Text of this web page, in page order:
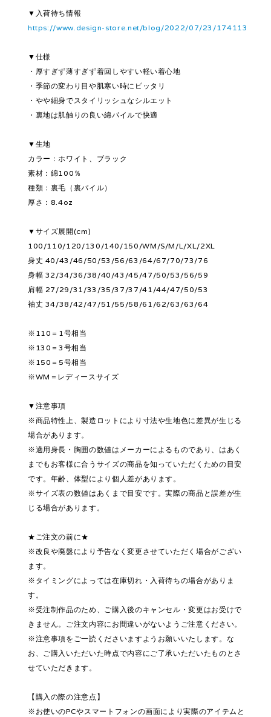
▼入荷待ち情報
https://www.design-store.net/blog/2022/07/23/174113
▼仕様
・厚すぎず薄すぎず着回しやすい軽い着心地
・季節の変わり目や肌寒い時にピッタリ
・やや細身でスタイリッシュなシルエット
・裏地は肌触りの良い綿パイルで快適
▼生地
カラー：ホワイト、ブラック
素材：綿100％
種類：裏毛（裏パイル）
厚さ：8.4oz
▼サイズ展開(cm)
100/110/120/130/140/150/WM/S/M/L/XL/2XL
身丈 40/43/46/50/53/56/63/64/67/70/73/76
身幅 32/34/36/38/40/43/45/47/50/53/56/59
肩幅 27/29/31/33/35/37/37/41/44/47/50/53
袖丈 34/38/42/47/51/55/58/61/62/63/63/64
※110＝1号相当
※130＝3号相当
※150＝5号相当
※WM＝レディースサイズ
▼注意事項
※商品特性上、製造ロットにより寸法や生地色に差異が生じる
場合があります。
※適用身長・胸囲の数値はメーカーによるものであり、はあく
までもお客様に合うサイズの商品を知っていただくための目安
です。年齢、体型により個人差があります。
※サイズ表の数値はあくまで目安です。実際の商品と誤差が生
じる場合があります。
★ご注文の前に★
※改良や廃盤により予告なく変更させていただく場合がござい
ます。
※タイミングによっては在庫切れ・入荷待ちの場合がありま
す。
※受注制作品のため、ご購入後のキャンセル・変更はお受けで
きません。ご注文内容にお間違いがないようご注意ください。
※注意事項をご一読くださいますようお願いいたします。な
お、ご購入いただいた時点で内容にご了承いただいたものとさ
せていただきます。
【購入の際の注意点】
※お使いのPCやスマートフォンの画面により実際のアイテムと